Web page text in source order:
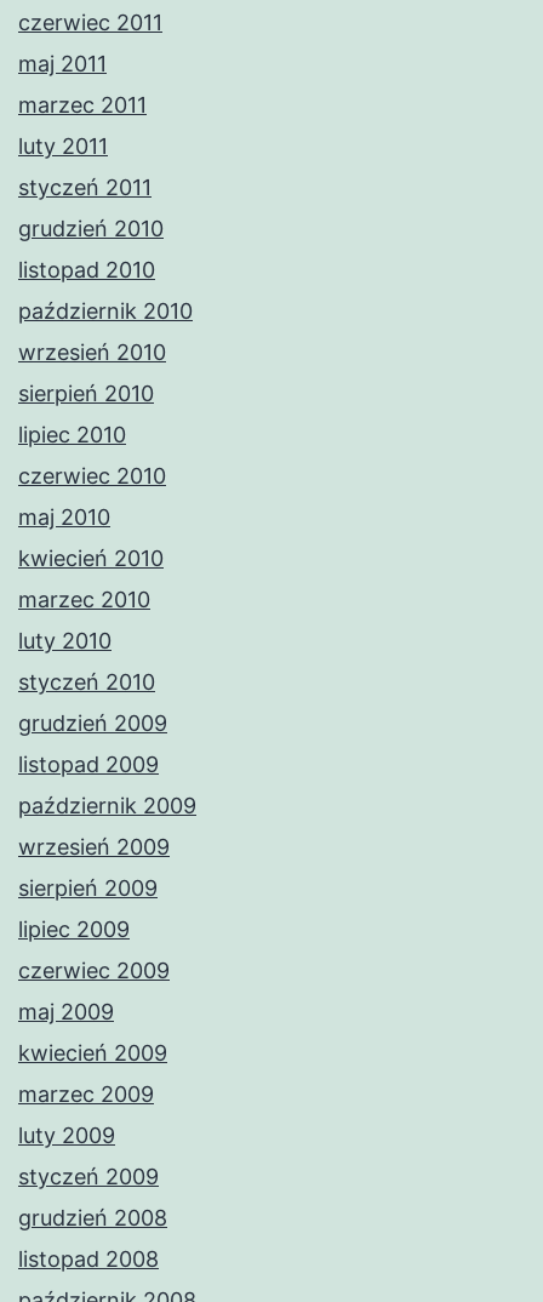
czerwiec 2011
maj 2011
marzec 2011
luty 2011
styczeń 2011
grudzień 2010
listopad 2010
październik 2010
wrzesień 2010
sierpień 2010
lipiec 2010
czerwiec 2010
maj 2010
kwiecień 2010
marzec 2010
luty 2010
styczeń 2010
grudzień 2009
listopad 2009
październik 2009
wrzesień 2009
sierpień 2009
lipiec 2009
czerwiec 2009
maj 2009
kwiecień 2009
marzec 2009
luty 2009
styczeń 2009
grudzień 2008
listopad 2008